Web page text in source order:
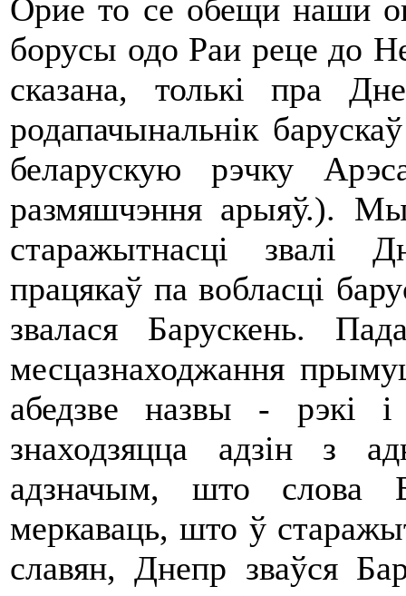
Орие то се обещи наши
борусы одо Раи реце до
сказана, толькі пра
родапачынальнік
беларускую рэчку
размяшчэння арыяў.).
старажытнасці звалі
працякаў па вобласці
звалася Барускень.
месцазнаходжання
абедзве назвы -
знаходзяцца адзін з
адзначым, што слова
меркаваць, што ў
славян, Днепр зваўся